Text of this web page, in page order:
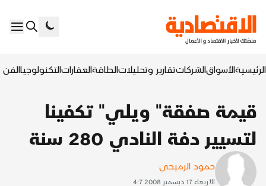
الرئيسيةالأسواقالشركاتتقارير وتحليلاتالطاقةالعقاراتالتكنولوجياالفن
قيمة صفقة" ويلي" تكفينا
لتسيير دفة النادي 280 سنة
حمود الرميحي
الأربعاء 17 ديسمبر 2008 4:7